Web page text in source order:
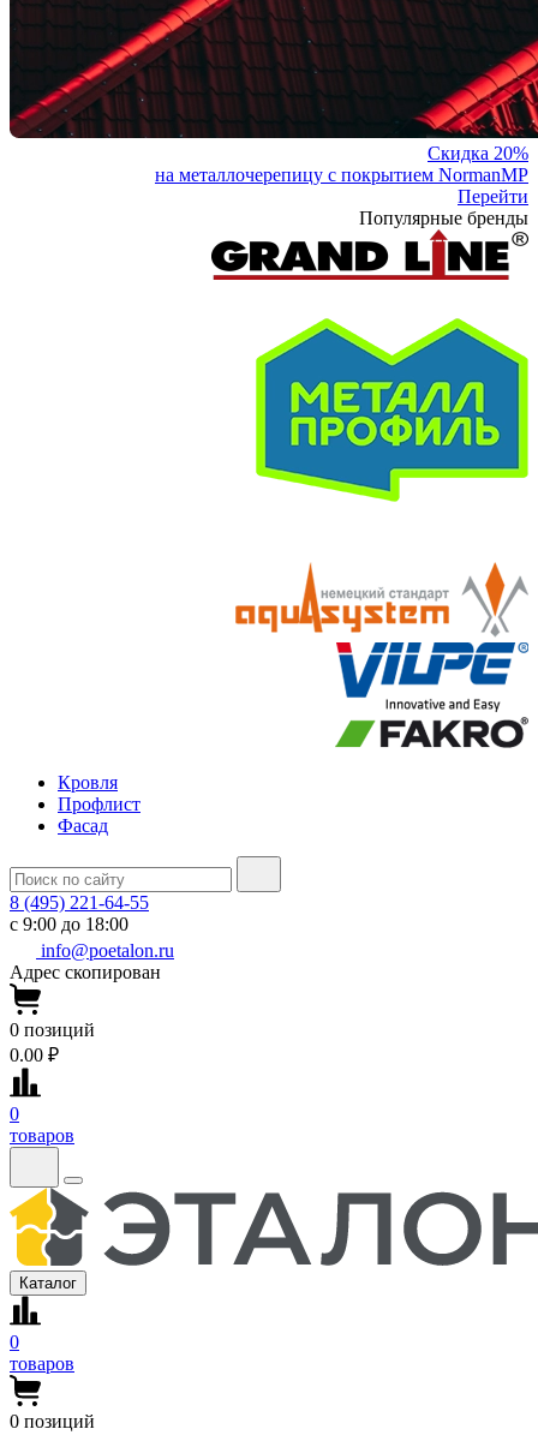
Скидка 20%
на металлочерепицу с покрытием NormanMP
Перейти
Популярные бренды
Кровля
Профлист
Фасад
8 (495) 221-64-55
с 9:00 до 18:00
info@poetalon.ru
Адрес скопирован
0 позиций
0.00 ₽
0
товаров
Каталог
0
товаров
0 позиций